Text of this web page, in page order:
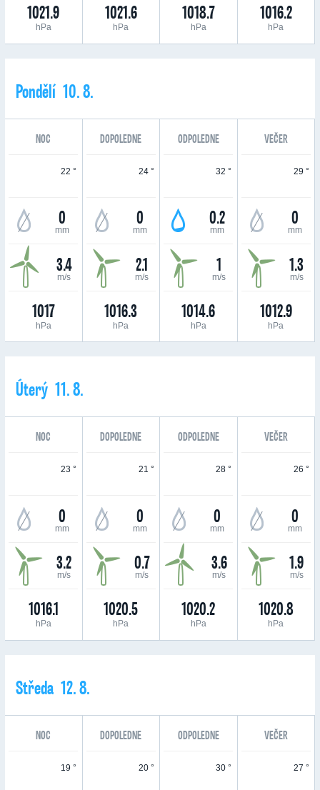
1021.9
hPa
1021.6
hPa
1018.7
hPa
1016.2
hPa
Pondělí 10. 8.
NOC DOPOLEDNE ODPOLEDNE VEČER
22 °
0
mm
3.4
m/s
1017
hPa
24 °
0
mm
2.1
m/s
1016.3
hPa
32 °
0.2
mm
1
m/s
1014.6
hPa
29 °
0
mm
1.3
m/s
1012.9
hPa
Úterý 11. 8.
NOC DOPOLEDNE ODPOLEDNE VEČER
23 °
0
mm
3.2
m/s
1016.1
hPa
21 °
0
mm
0.7
m/s
1020.5
hPa
28 °
0
mm
3.6
m/s
1020.2
hPa
26 °
0
mm
1.9
m/s
1020.8
hPa
Středa 12. 8.
NOC DOPOLEDNE ODPOLEDNE VEČER
19 ° 20 ° 30 ° 27 °